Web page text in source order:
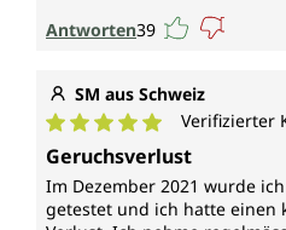
Antworten39
SM aus Schweiz
Durchschnittliche
Verifizierter
Geruchsverlust
Im Dezember 2021 wurde
getestet und ich hatte einen